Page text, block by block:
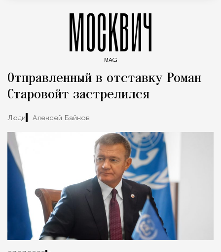
МОСКВИЧ
MAG
Отправленный в отставку Роман
Старовойт застрелился
Люди Алексей Байков